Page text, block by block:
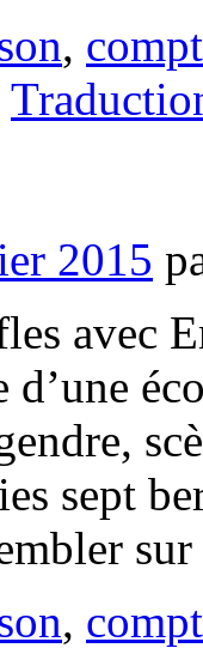
,
2015
avec
d’une
sept
,